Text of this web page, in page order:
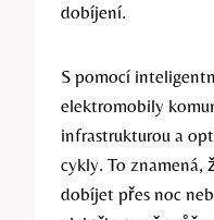
dobíjení.
S pomocí
elektromobily
infrastrukturou a
cykly. To znamená,
dobíjet přes noc